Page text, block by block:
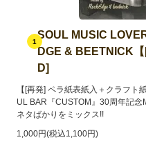
1
SOUL MUSIC
DGE & BEETNICK
D]
【[再発] ペラ紙表紙入＋クラフ
UL BAR『CUSTOM』30周年記
ネタばかりをミックス!!
1,000円(税込1,100円)